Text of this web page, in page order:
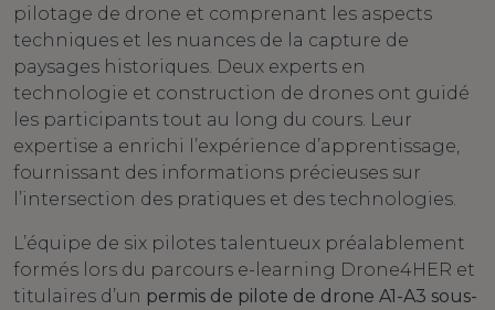
pilotage de drone et comprenant les aspects
techniques et les nuances de la capture de
paysages historiques. Deux experts en
technologie et construction de drones ont guidé
les participants tout au long du cours. Leur
expertise a enrichi l’expérience d’apprentissage,
fournissant des informations précieuses sur
l’intersection des pratiques et des technologies.
L’équipe de six pilotes talentueux préalablement
formés lors du parcours e-learning Drone4HER et
titulaires d’un permis de pilote de drone A1-A3 sous-